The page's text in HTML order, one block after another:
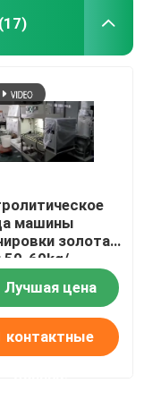
(17)
машины
золота
50-60kg/
Лучшая цена
контактные